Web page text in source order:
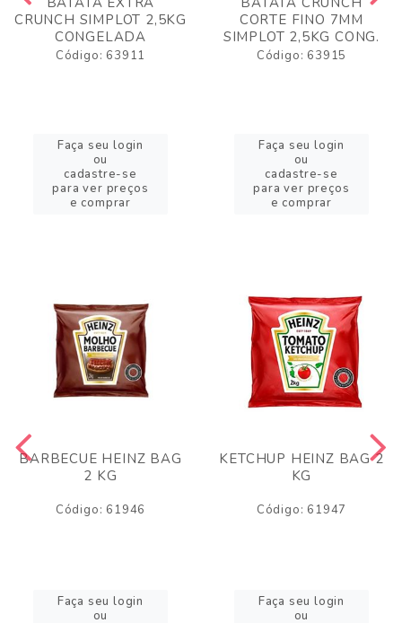
CRUNCH SIMPLOT 2,5KG
CONGELADA
Código: 63911
Faça seu login
ou
cadastre-se
para ver preços
e comprar
CORTE FINO 7MM
SIMPLOT 2,5KG CONG.
Código: 63915
Faça seu login
ou
cadastre-se
para ver preços
e comprar
BARBECUE HEINZ BAG
2 KG
Código: 61946
Faça seu login
ou
KETCHUP HEINZ BAG 2
KG
Código: 61947
Faça seu login
ou